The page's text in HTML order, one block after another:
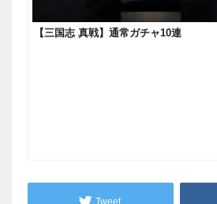
【三国志 真戦】通常ガチャ10連
Tweet